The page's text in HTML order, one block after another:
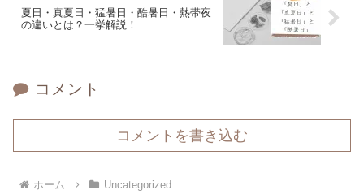
夏日・真夏日・猛暑日・酷暑日・熱帯夜
の違いとは？一挙解説！
コメント
コメントを書き込む
ホーム Uncategorized